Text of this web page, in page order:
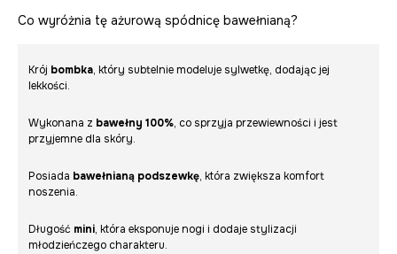
Co wyróżnia tę ażurową spódnicę bawełnianą?
Krój bombka, który subtelnie modeluje sylwetkę, dodając jej
lekkości.
Wykonana z bawełny 100%, co sprzyja przewiewności i jest
przyjemne dla skóry.
Posiada bawełnianą podszewkę, która zwiększa komfort
noszenia.
Długość mini, która eksponuje nogi i dodaje stylizacji
młodzieńczego charakteru.